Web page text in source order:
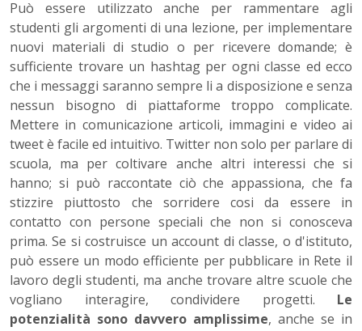
Può essere utilizzato anche per rammentare agli
studenti gli argomenti di una lezione, per implementare
nuovi materiali di studio o per ricevere domande; è
sufficiente trovare un hashtag per ogni classe ed ecco
che i messaggi saranno sempre li a disposizione e senza
nessun bisogno di piattaforme troppo complicate.
Mettere in comunicazione articoli, immagini e video ai
tweet è facile ed intuitivo. Twitter non solo per parlare di
scuola, ma per coltivare anche altri interessi che si
hanno; si può raccontate ciò che appassiona, che fa
stizzire piuttosto che sorridere cosi da essere in
contatto con persone speciali che non si conosceva
prima. Se si costruisce un account di classe, o d'istituto,
può essere un modo efficiente per pubblicare in Rete il
lavoro degli studenti, ma anche trovare altre scuole che
vogliano interagire, condividere progetti. Le
potenzialità sono davvero amplissime, anche se in